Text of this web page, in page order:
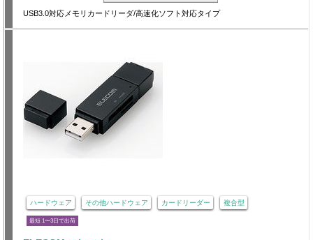
USB3.0対応メモリカードリーダ/高速化ソフト対応タイプ
ハードウェア その他ハードウェア カードリーダー 複合型
最短 1〜3日で出荷